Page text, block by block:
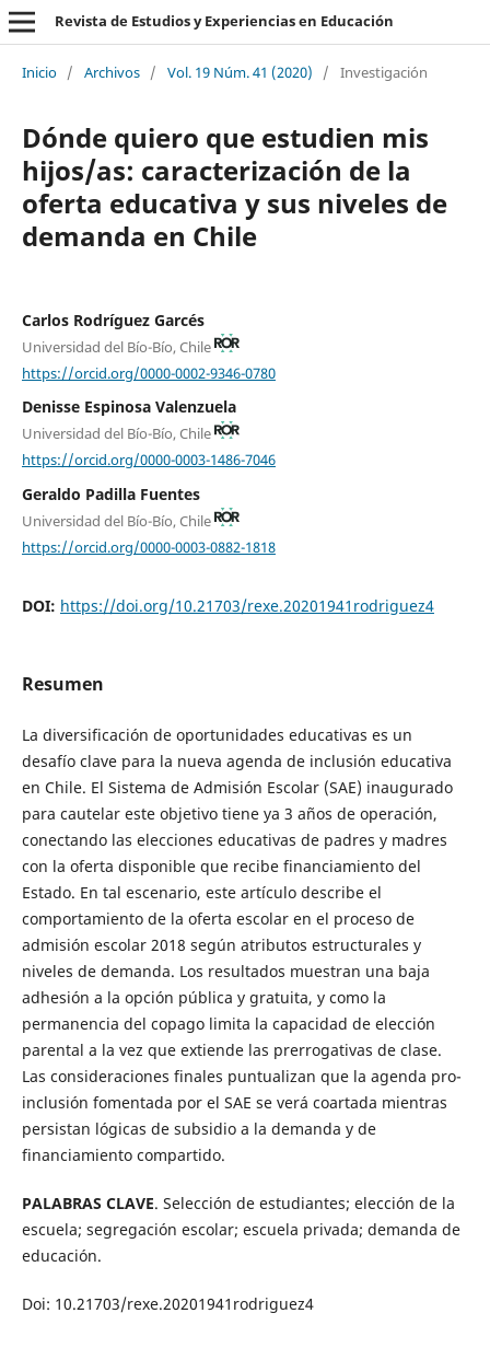
Revista de Estudios y Experiencias en Educación
Inicio / Archivos / Vol. 19 Núm. 41 (2020) / Investigación
Dónde quiero que estudien mis
hijos/as: caracterización de la
oferta educativa y sus niveles de
demanda en Chile
Carlos Rodríguez Garcés
Universidad del Bío-Bío, Chile
https://orcid.org/0000-0002-9346-0780
Denisse Espinosa Valenzuela
Universidad del Bío-Bío, Chile
https://orcid.org/0000-0003-1486-7046
Geraldo Padilla Fuentes
Universidad del Bío-Bío, Chile
https://orcid.org/0000-0003-0882-1818
DOI: https://doi.org/10.21703/rexe.20201941rodriguez4
Resumen
La diversificación de oportunidades educativas es un
desafío clave para la nueva agenda de inclusión educativa
en Chile. El Sistema de Admisión Escolar (SAE) inaugurado
para cautelar este objetivo tiene ya 3 años de operación,
conectando las elecciones educativas de padres y madres
con la oferta disponible que recibe financiamiento del
Estado. En tal escenario, este artículo describe el
comportamiento de la oferta escolar en el proceso de
admisión escolar 2018 según atributos estructurales y
niveles de demanda. Los resultados muestran una baja
adhesión a la opción pública y gratuita, y como la
permanencia del copago limita la capacidad de elección
parental a la vez que extiende las prerrogativas de clase.
Las consideraciones finales puntualizan que la agenda pro-
inclusión fomentada por el SAE se verá coartada mientras
persistan lógicas de subsidio a la demanda y de
financiamiento compartido.
PALABRAS CLAVE. Selección de estudiantes; elección de la
escuela; segregación escolar; escuela privada; demanda de
educación.
Doi: 10.21703/rexe.20201941rodriguez4